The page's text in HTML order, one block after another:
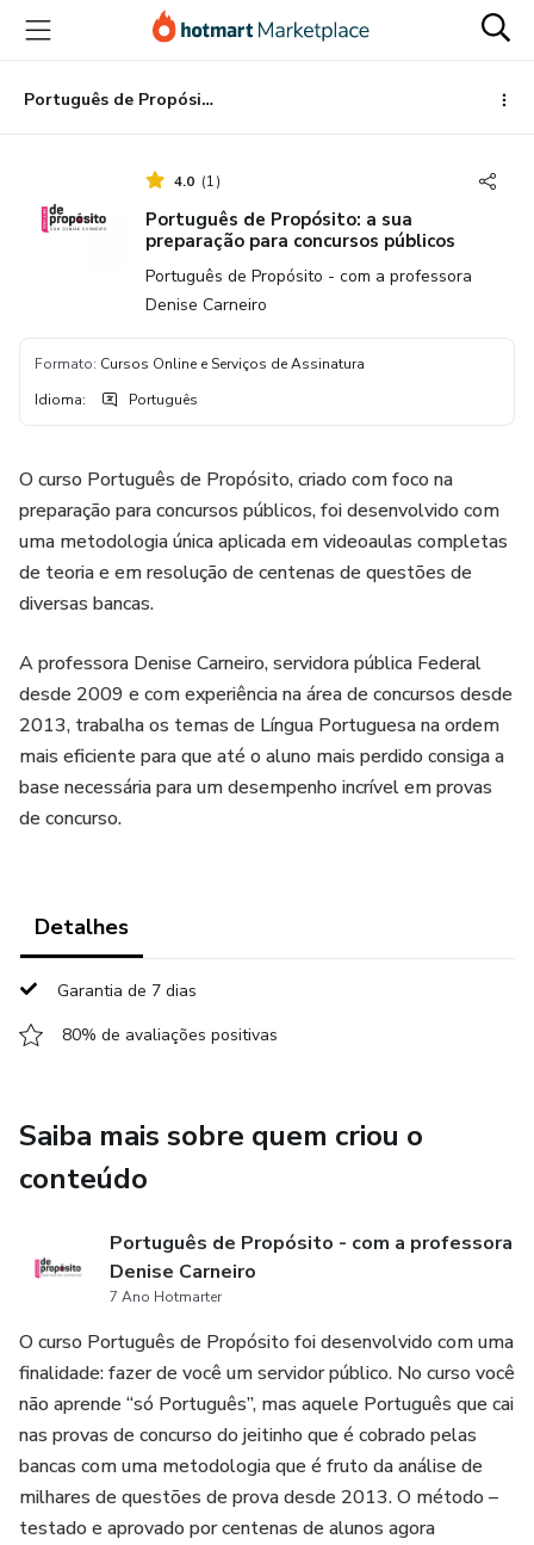
para
conteúdo
principal
para
pagamento
para
rodapé
Português de Propósito: a sua preparação para concursos públicos
4.0 (1)
Português de Propósito: a sua
preparação para concursos públicos
Português de Propósito - com a professora
Denise Carneiro
Formato: Cursos Online e Serviços de Assinatura
Idioma: Português
O curso Português de Propósito, criado com foco na
preparação para concursos públicos, foi desenvolvido com
uma metodologia única aplicada em videoaulas completas
de teoria e em resolução de centenas de questões de
diversas bancas.
A professora Denise Carneiro, servidora pública Federal
desde 2009 e com experiência na área de concursos desde
2013, trabalha os temas de Língua Portuguesa na ordem
mais eficiente para que até o aluno mais perdido consiga a
base necessária para um desempenho incrível em provas
de concurso.
Detalhes
Garantia de 7 dias
80% de avaliações positivas
Saiba mais sobre quem criou o
conteúdo
Português de Propósito - com a professora
Denise Carneiro
7 Ano Hotmarter
O curso Português de Propósito foi desenvolvido com uma
finalidade: fazer de você um servidor público. No curso você
não aprende “só Português”, mas aquele Português que cai
nas provas de concurso do jeitinho que é cobrado pelas
bancas com uma metodologia que é fruto da análise de
milhares de questões de prova desde 2013. O método –
testado e aprovado por centenas de alunos agora